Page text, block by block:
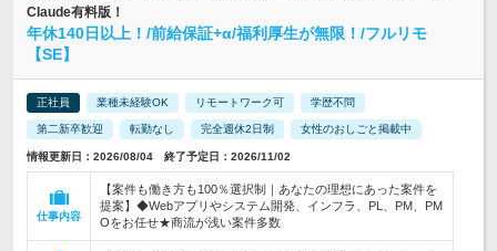
Claude有料版！
年休140日以上！/前給保証+α/福利厚生が無限！/フルリモ
【SE】
正社員 業種未経験OK リモートワーク可 学歴不問
第二新卒歓迎 転勤なし 完全週休2日制 女性のおしごと掲載中
情報更新日：2026/08/04 終了予定日：2026/11/02
仕事内容
【案件も働き方も100％選択制｜あなたの理想にあった案件を
提案】◆Webアプリやシステム開発、インフラ、PL、PM、PM
Oをお任せ★商流が浅い案件多数